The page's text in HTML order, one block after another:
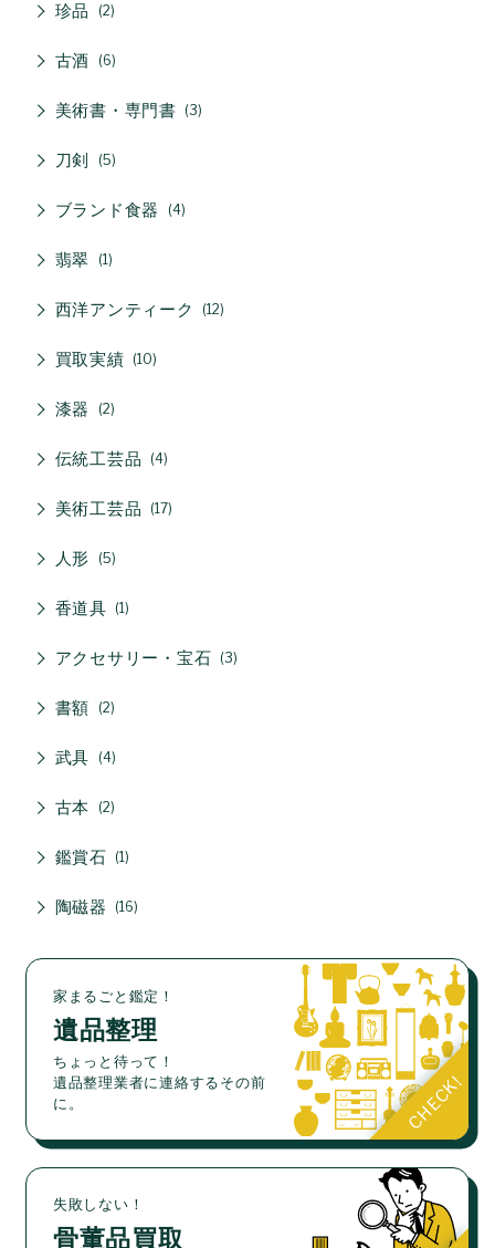
珍品 2
古酒 6
美術書・専門書 3
刀剣 5
ブランド食器 4
翡翠 1
西洋アンティーク 12
買取実績 10
漆器 2
伝統工芸品 4
美術工芸品 17
人形 5
香道具 1
アクセサリー・宝石 3
書額 2
武具 4
古本 2
鑑賞石 1
陶磁器 16
家まるごと鑑定！
遺品整理
ちょっと待って！
遺品整理業者に連絡するその前
に。
失敗しない！
骨董品買取